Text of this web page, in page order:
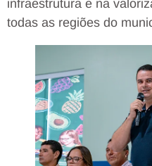
infraestrutura e na
todas as regiões do